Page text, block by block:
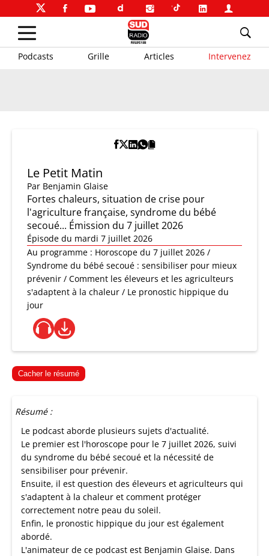
Podcasts Grille Articles Intervenez
Le Petit Matin
Par Benjamin Glaise
Fortes chaleurs, situation de crise pour
l'agriculture française, syndrome du bébé
secoué... Émission du 7 juillet 2026
Épisode du mardi 7 juillet 2026
Au programme : Horoscope du 7 juillet 2026 /
Syndrome du bébé secoué : sensibiliser pour mieux
prévenir / Comment les éleveurs et les agriculteurs
s'adaptent à la chaleur / Le pronostic hippique du
jour
Cacher le résumé
Résumé :
Le podcast aborde plusieurs sujets d'actualité.
Le premier est l'horoscope pour le 7 juillet 2026, suivi
du syndrome du bébé secoué et la nécessité de
sensibiliser pour prévenir.
Ensuite, il est question des éleveurs et agriculteurs qui
s'adaptent à la chaleur et comment protéger
correctement notre peau du soleil.
Enfin, le pronostic hippique du jour est également
abordé.
L'animateur de ce podcast est Benjamin Glaise. Dans